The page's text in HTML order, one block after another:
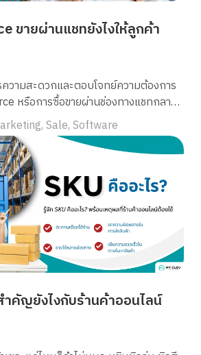
ขายผ่านแชทยังไงให้ลูกค้า
วามสะดวกและตอบโจทย์ความต้องการ
หรือการซื้อขายผ่านช่องทางแชทกลาย
รกิจออนไลน์ไม่ควรมองข้าม ไม่ว่าจะเป็น
Messenger, WhatsApp หรือ
การขายผ่านแชทไม่เพียงแต่ช่วย
งความสัมพันธ์ที่ดีระหว่างธุรกิจกับลูกค้า
าจะพาคุณไปสำรวจเหตุผลที่ทำให้การ
ป็นเครื่องมือสำคัญ พร้อมเคล็ดลับใน
นค้าผ่านแชท Chat Commerce คือ
หรือบริการผ่านช่องทางการสื่อสาร
ยตอบโต้ เช่น LINE Official Account,
หรือ WhatsApp โดยการสื่อสารผ่าน
ยมีความสะดวกรวดเร็ว ทำไม Chat
มชาติ การพูดคุยผ่านแชททำให้ลูกค้ารู้สึก
, Sale, Software
ำคัญยังไงกับร้านค้าออนไลน์